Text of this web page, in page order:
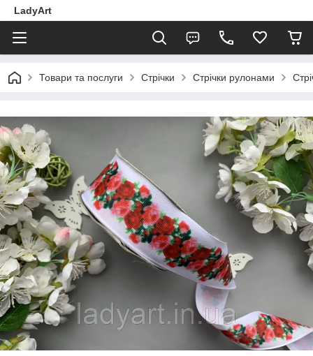
LadyArt
Товари та послуги Стрічки Стрічки рулонами